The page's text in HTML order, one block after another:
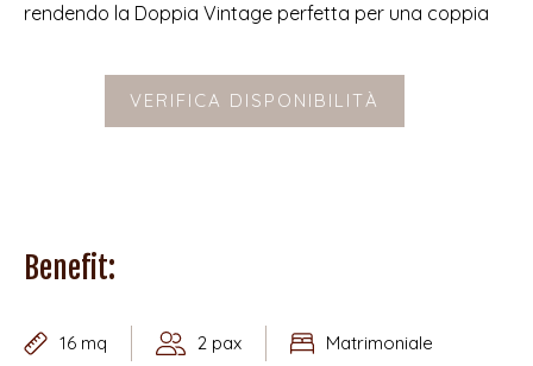
rendendo la Doppia Vintage perfetta per una coppia
VERIFICA DISPONIBILITÀ
Benefit:
16 mq 2 pax Matrimoniale